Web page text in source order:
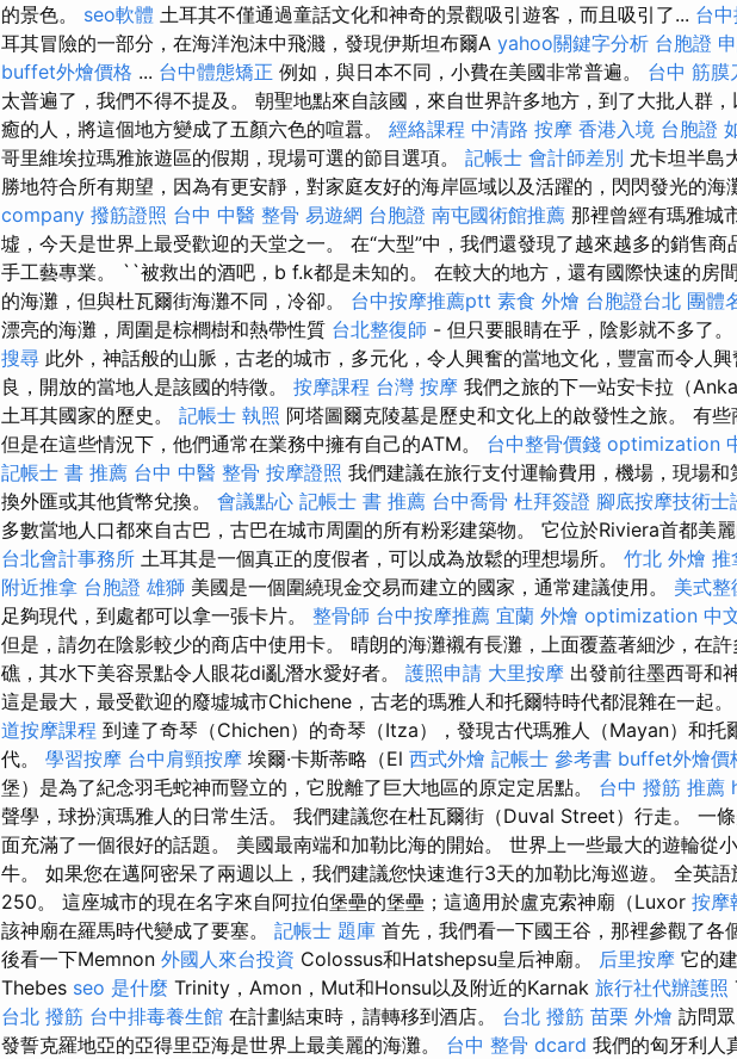
的景色。 seo軟體 土耳其不僅通過童話文化和神奇的景觀吸引遊客，而且吸引了... 台
耳其冒險的一部分，在海洋泡沫中飛濺，發現伊斯坦布爾A yahoo關鍵字分析 台胞證
buffet外燴價格 ... 台中體態矯正 例如，與日本不同，小費在美國非常普遍。 台中 筋膜
太普遍了，我們不得不提及。 朝聖地點來自該國，來自世界許多地方，到了大批人群
癒的人，將這個地方變成了五顏六色的喧囂。 經絡課程 中清路 按摩 香港入境 台胞證
哥里維埃拉瑪雅旅遊區的假期，現場可選的節目選項。 記帳士 會計師差別 尤卡坦半島
勝地符合所有期望，因為有更安靜，對家庭友好的海岸區域以及活躍的，閃閃發光的海
company 撥筋證照 台中 中醫 整骨 易遊網 台胞證 南屯國術館推薦 那裡曾經有瑪雅城
墟，今天是世界上最受歡迎的天堂之一。 在“大型”中，我們還發現了越來越多的銷售商
手工藝專業。 ``被救出的酒吧，b f.k都是未知的。 在較大的地方，還有國際快速的房
的海灘，但與杜瓦爾街海灘不同，冷卻。 台中按摩推薦ptt 素食 外燴 台胞證台北 團體
漂亮的海灘，周圍是棕櫚樹和熱帶性質 台北整復師 - 但只要眼睛在乎，陰影就不多了。
搜尋 此外，神話般的山脈，古老的城市，多元化，令人興奮的當地文化，豐富而令人
良，開放的當地人是該國的特徵。 按摩課程 台灣 按摩 我們之旅的下一站安卡拉（
土耳其國家的歷史。 記帳士 執照 阿塔圖爾克陵墓是歷史和文化上的啟發性之旅。 有些
但是在這些情況下，他們通常在業務中擁有自己的ATM。 台中整骨價錢 optimization
記帳士 書 推薦 台中 中醫 整骨 按摩證照 我們建議在旅行支付運輸費用，機場，現場
換外匯或其他貨幣兌換。 會議點心 記帳士 書 推薦 台中喬骨 杜拜簽證 腳底按摩技術士
多數當地人口都來自古巴，古巴在城市周圍的所有粉彩建築物。 它位於Riviera首都美麗
台北會計事務所 土耳其是一個真正的度假者，可以成為放鬆的理想場所。 竹北 外燴 推
附近推拿 台胞證 雄獅 美國是一個圍繞現金交易而建立的國家，通常建議使用。 美式整
足夠現代，到處都可以拿一張卡片。 整骨師 台中按摩推薦 宜蘭 外燴 optimization 中
但是，請勿在陰影較少的商店中使用卡。 晴朗的海灘襯有長灘，上面覆蓋著細沙，在
礁，其水下美容景點令人眼花di亂潛水愛好者。 護照申請 大里按摩 出發前往墨西哥和
這是最大，最受歡迎的廢墟城市Chichene，古老的瑪雅人和托爾特時代都混雜在一起。
道按摩課程 到達了奇琴（Chichen）的奇琴（Itza），發現古代瑪雅人（Mayan）和托
代。 學習按摩 台中肩頸按摩 埃爾·卡斯蒂略（El 西式外燴 記帳士 參考書 buffet外燴價
堡）是為了紀念羽毛蛇神而豎立的，它脫離了巨大地區的原定定居點。 台中 撥筋 推薦
聲學，球扮演瑪雅人的日常生活。 我們建議您在杜瓦爾街（Duval Street）行走。 一
面充滿了一個很好的話題。 美國最南端和加勒比海的開始。 世界上一些最大的遊輪從
牛。 如果您在邁阿密呆了兩週以上，我們建議您快速進行3天的加勒比海巡遊。 全英
250。 這座城市的現在名字來自阿拉伯堡壘的堡壘；這適用於盧克索神廟（Luxor 按摩
該神廟在羅馬時代變成了要塞。 記帳士 題庫 首先，我們看一下國王谷，那裡參觀了各
後看一下Memnon 外國人來台投資 Colossus和Hatshepsu皇后神廟。 后里按摩 它的
Thebes seo 是什麼 Trinity，Amon，Mut和Honsu以及附近的Karnak 旅行社代辦護照
台北 撥筋 台中排毒養生館 在計劃結束時，請轉移到酒店。 台北 撥筋 苗栗 外燴 訪問
發誓克羅地亞的亞得里亞海是世界上最美麗的海灘。 台中 整骨 dcard 我們的匈牙利人